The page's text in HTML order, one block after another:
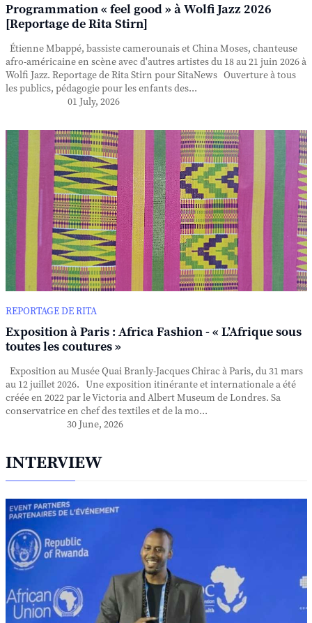
Programmation « feel good » à Wolfi Jazz 2026
[Reportage de Rita Stirn]
Étienne Mbappé, bassiste camerounais et China Moses, chanteuse
afro-américaine en scène avec d'autres artistes du 18 au 21 juin 2026 à
Wolfi Jazz. Reportage de Rita Stirn pour SitaNews Ouverture à tous
les publics, pédagogie pour les enfants des...
01 July, 2026
REPORTAGE DE RITA
Exposition à Paris : Africa Fashion - « L’Afrique sous
toutes les coutures »
Exposition au Musée Quai Branly-Jacques Chirac à Paris, du 31 mars
au 12 juillet 2026. Une exposition itinérante et internationale a été
créée en 2022 par le Victoria and Albert Museum de Londres. Sa
conservatrice en chef des textiles et de la mo...
30 June, 2026
INTERVIEW